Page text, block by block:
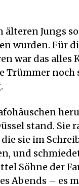
Jungs
wurden. Für
war das
Trümmer
stand. Sie
sie im
und
Söhne der
Abends – es